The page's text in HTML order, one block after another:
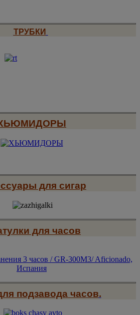
ТРУБКИ
для сигар
для часов
подзавода часов.